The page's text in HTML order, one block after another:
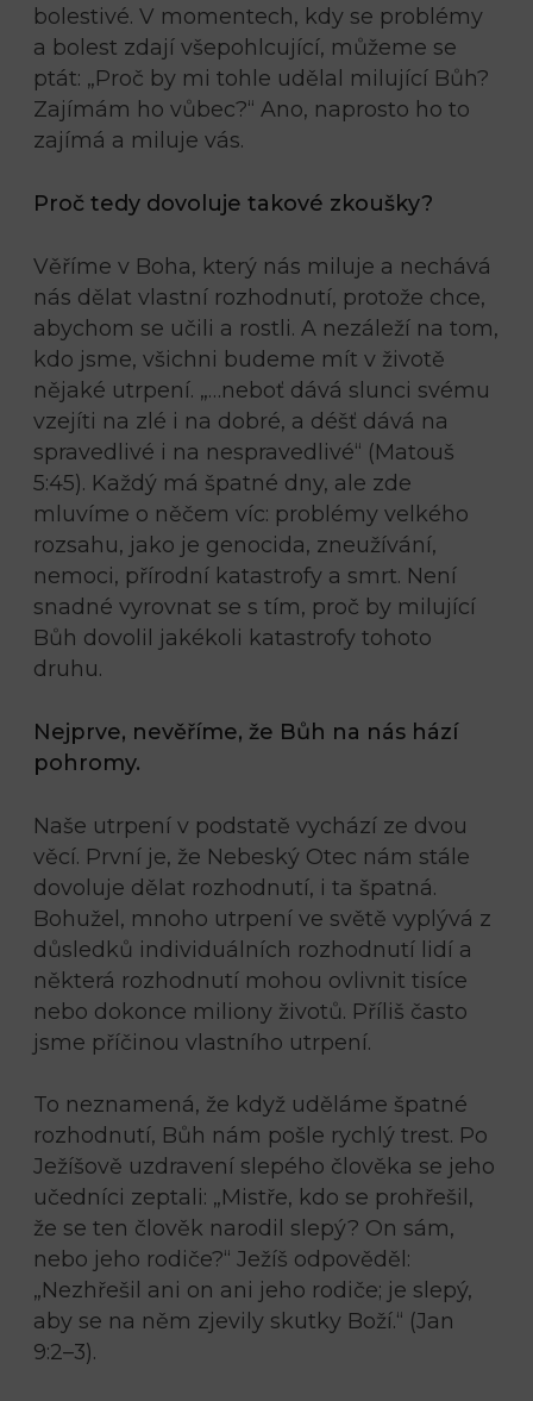
bolestivé. V momentech, kdy se problémy
a bolest zdají všepohlcující, můžeme se
ptát: „Proč by mi tohle udělal milující Bůh?
Zajímám ho vůbec?“ Ano, naprosto ho to
zajímá a miluje vás.
Proč tedy dovoluje takové zkoušky?
Věříme v Boha, který nás miluje a nechává
nás dělat vlastní rozhodnutí, protože chce,
abychom se učili a rostli. A nezáleží na tom,
kdo jsme, všichni budeme mít v životě
nějaké utrpení. „…neboť dává slunci svému
vzejíti na zlé i na dobré, a déšť dává na
spravedlivé i na nespravedlivé“ (Matouš
5:45). Každý má špatné dny, ale zde
mluvíme o něčem víc: problémy velkého
rozsahu, jako je genocida, zneužívání,
nemoci, přírodní katastrofy a smrt. Není
snadné vyrovnat se s tím, proč by milující
Bůh dovolil jakékoli katastrofy tohoto
druhu.
Nejprve, nevěříme, že Bůh na nás hází
pohromy.
Naše utrpení v podstatě vychází ze dvou
věcí. První je, že Nebeský Otec nám stále
dovoluje dělat rozhodnutí, i ta špatná.
Bohužel, mnoho utrpení ve světě vyplývá z
důsledků individuálních rozhodnutí lidí a
některá rozhodnutí mohou ovlivnit tisíce
nebo dokonce miliony životů. Příliš často
jsme příčinou vlastního utrpení.
To neznamená, že když uděláme špatné
rozhodnutí, Bůh nám pošle rychlý trest. Po
Ježíšově uzdravení slepého člověka se jeho
učedníci zeptali: „Mistře, kdo se prohřešil,
že se ten člověk narodil slepý? On sám,
nebo jeho rodiče?“ Ježíš odpověděl:
„Nezhřešil ani on ani jeho rodiče; je slepý,
aby se na něm zjevily skutky Boží.“ (Jan
9:2–3).